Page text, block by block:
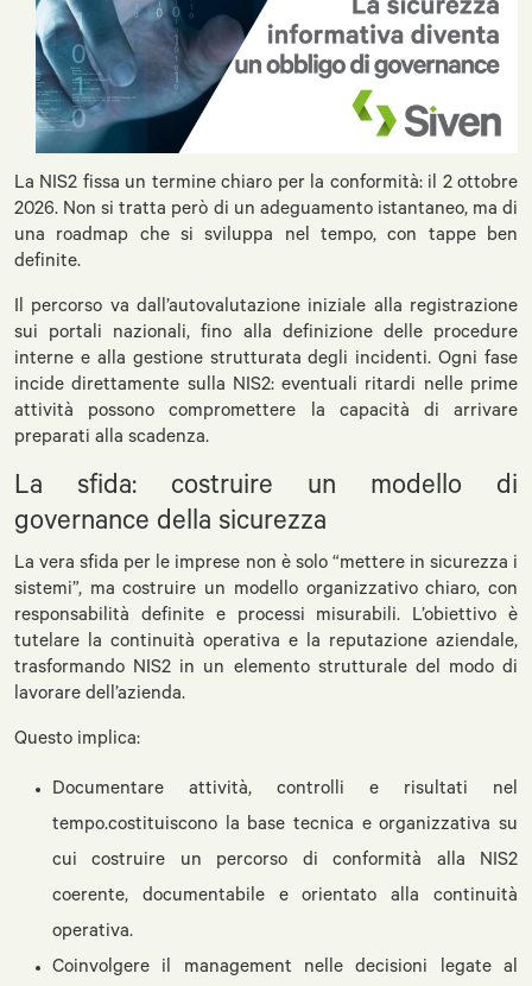
La NIS2 fissa un termine chiaro per la conformità: il 2 ottobre
2026. Non si tratta però di un adeguamento istantaneo, ma di
una roadmap che si sviluppa nel tempo, con tappe ben
definite.
Il percorso va dall’autovalutazione iniziale alla registrazione
sui portali nazionali, fino alla definizione delle procedure
interne e alla gestione strutturata degli incidenti. Ogni fase
incide direttamente sulla NIS2: eventuali ritardi nelle prime
attività possono compromettere la capacità di arrivare
preparati alla scadenza.
La sfida: costruire un modello di
governance della sicurezza
La vera sfida per le imprese non è solo “mettere in sicurezza i
sistemi”, ma costruire un modello organizzativo chiaro, con
responsabilità definite e processi misurabili. L’obiettivo è
tutelare la continuità operativa e la reputazione aziendale,
trasformando NIS2 in un elemento strutturale del modo di
lavorare dell’azienda.
Questo implica:
Documentare attività, controlli e risultati nel
tempo.costituiscono la base tecnica e organizzativa su
cui costruire un percorso di conformità alla NIS2
coerente, documentabile e orientato alla continuità
operativa.
Coinvolgere il management nelle decisioni legate al